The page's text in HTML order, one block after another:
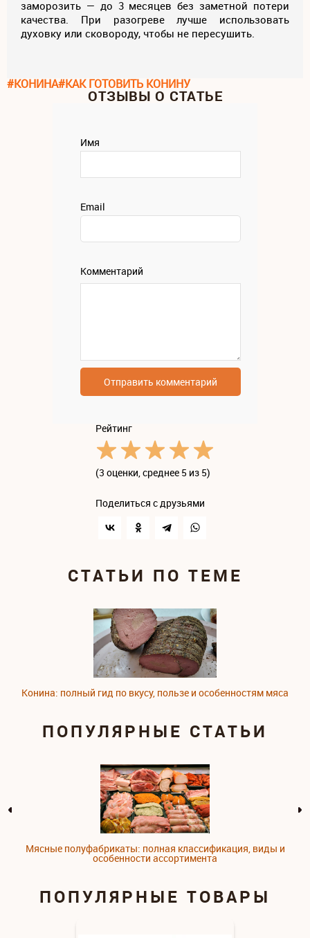
заморозить — до 3 месяцев без заметной потери
качества. При разогреве лучше использовать
духовку или сковороду, чтобы не пересушить.
#КОНИНА#КАК ГОТОВИТЬ КОНИНУ
ОТЗЫВЫ О СТАТЬЕ
Имя
Email
Комментарий
Отправить комментарий
Рейтинг
(3 оценки, среднее 5 из 5)
Поделиться с друзьями
СТАТЬИ ПО ТЕМЕ
Конина: полный гид по вкусу, пользе и особенностям мяса
ПОПУЛЯРНЫЕ СТАТЬИ
Мясные полуфабрикаты: полная классификация, виды и
особенности ассортимента
ПОПУЛЯРНЫЕ ТОВАРЫ